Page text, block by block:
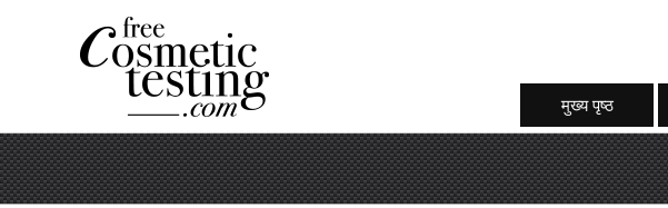
मुख्य पृष्ठ